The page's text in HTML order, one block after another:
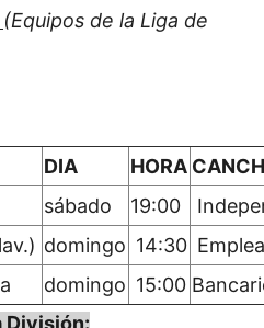
(Equipos de la Liga de
DIA HORA
sábado 19:00
domingo 14:30
domingo 15:00
División: